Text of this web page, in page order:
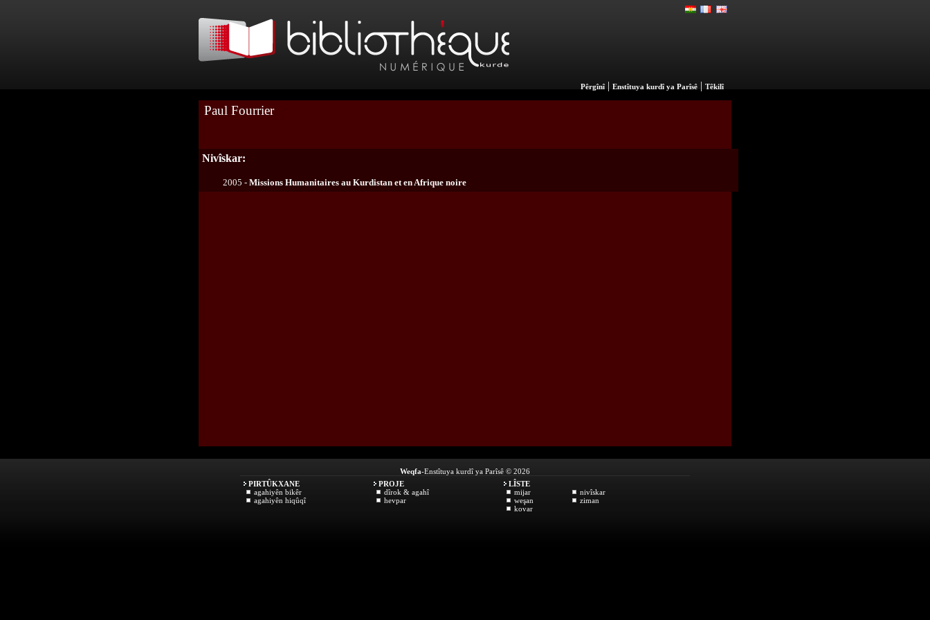
Pêrgînî| Enstîtuya kurdî ya Parîsê | Têkilî
Paul Fourrier
Nivîskar:
2005 - Missions Humanitaires au Kurdistan et en Afrique noire
Weqfa-Enstîtuya kurdî ya Parîsê © 2026
PIRTÛKXANE
agahiyên bikêr
agahiyên hiqûqî
PROJE
dîrok & agahî
hevpar
LÎSTE
mijar
nivîskar
weşan
ziman
kovar